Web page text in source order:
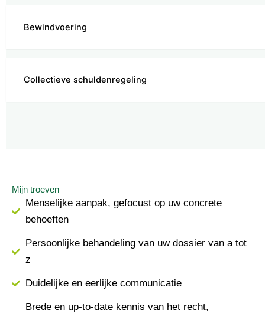
Bewindvoering
Collectieve schuldenregeling
Mijn troeven
Menselijke aanpak, gefocust op uw concrete
behoeften
Persoonlijke behandeling van uw dossier van a tot
z
Duidelijke en eerlijke communicatie
Brede en up-to-date kennis van het recht,